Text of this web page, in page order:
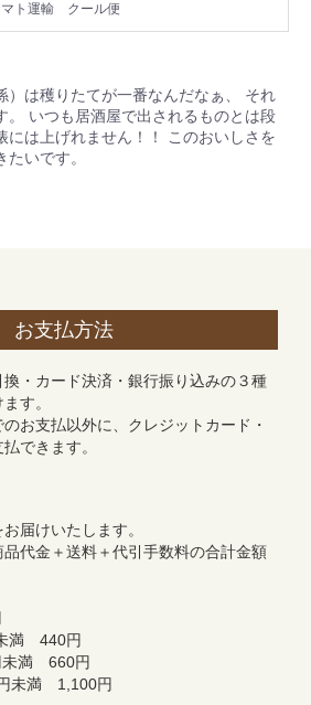
マト運輸 クール便
）は穫りたてが一番なんだなぁ、 それ
。 いつも居酒屋で出されるものとは段
には上げれません！！ このおいしさを
いです。
お支払方法
・カード決済・銀行振り込みの３種
す。
お支払以外に、クレジットカード・
できます。
届けいたします。
代金＋送料＋代引手数料の合計金額
満 440円
未満 660円
未満 1,100円